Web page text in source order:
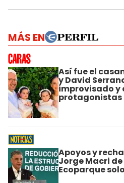
MÁS EN
Así fue el
y David
improvisado y
protagonistas
Apoyos y
Jorge Macri
Ecoparque